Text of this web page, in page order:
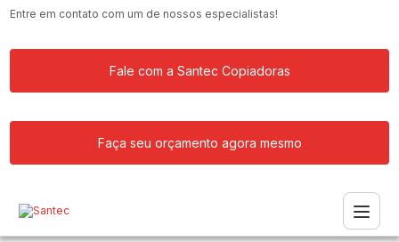
Entre em contato com um de nossos especialistas!
Fale com a Santec Copiadoras
Faça seu orçamento agora mesmo